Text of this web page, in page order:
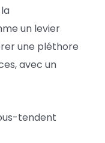
un levier
une pléthore
avec un
tendent